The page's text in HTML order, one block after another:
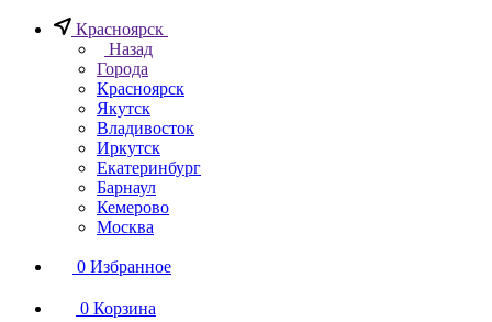
Красноярск
Назад
Города
Красноярск
Якутск
Владивосток
Иркутск
Екатеринбург
Барнаул
Кемерово
Москва
0 Избранное
0 Корзина